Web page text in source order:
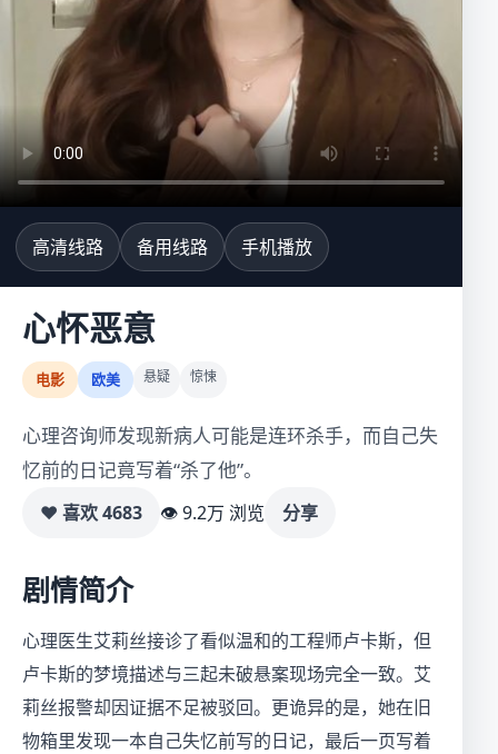
高清线路 备用线路 手机播放
心怀恶意
电影 欧美 悬疑 惊悚
心理咨询师发现新病人可能是连环杀手，而自己失
忆前的日记竟写着“杀了他”。
♥ 喜欢4683 👁 9.2万 浏览 分享
剧情简介
心理医生艾莉丝接诊了看似温和的工程师卢卡斯，但
卢卡斯的梦境描述与三起未破悬案现场完全一致。艾
莉丝报警却因证据不足被驳回。更诡异的是，她在旧
物箱里发现一本自己失忆前写的日记，最后一页写着